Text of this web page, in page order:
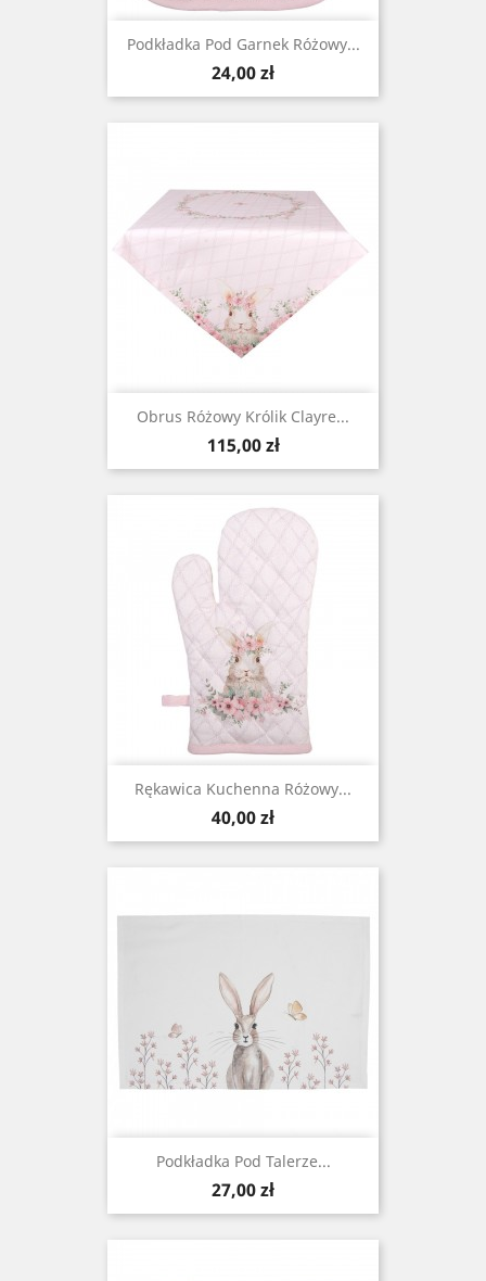
Podkładka Pod Garnek Różowy...
Cena
24,00 zł
Obrus Różowy Królik Clayre...
Cena
115,00 zł
Rękawica Kuchenna Różowy...
Cena
40,00 zł
Podkładka Pod Talerze...
Cena
27,00 zł